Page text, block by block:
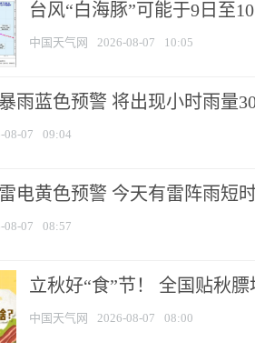
台风“白海豚”可能于9日至
中国天气网 2026-08-07 10:05
雨蓝色预警 将出现小时雨量
08-07 09:04
电黄色预警 今天有雷阵雨短
08-07 08:57
立秋好“食”节！ 全国贴秋
中国天气网 2026-08-07 08:00